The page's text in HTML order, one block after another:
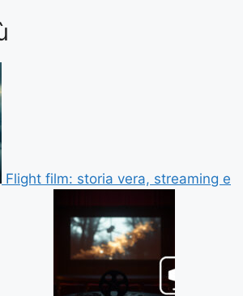
Flight film: storia vera, streaming e